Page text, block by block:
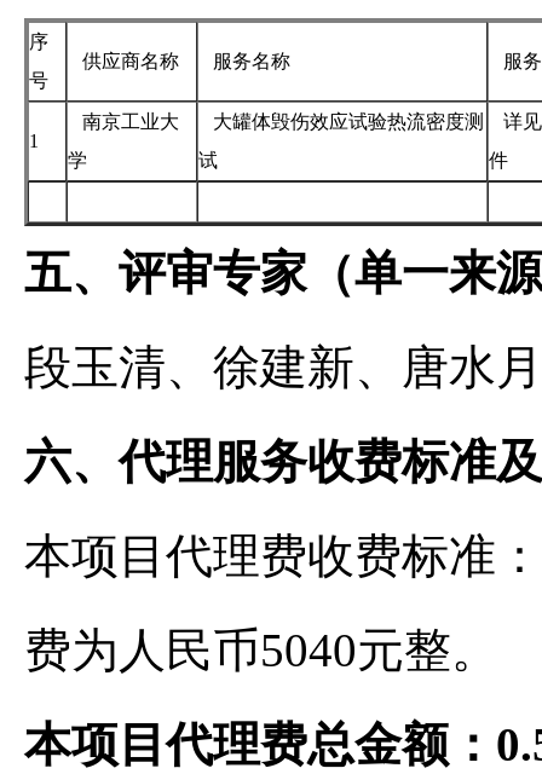
序
号
供应商名称 服务名称 服
1
南京工业大
学
大罐体毁伤效应试验热流密度测
试
详
件
五、评审专家（单一来
段玉清、徐建新、唐水
六、代理服务收费标准
本项目代理费收费标准
费为人民币5040元整。
本项目代理费总金额：